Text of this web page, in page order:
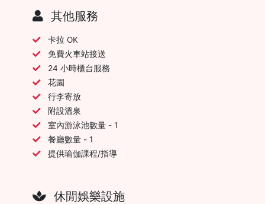
其他服務
卡拉 OK
免費火車站接送
24 小時櫃台服務
花園
行李寄放
附設溫泉
室內游泳池數量 - 1
餐廳數量 - 1
提供瑜伽課程/指導
休閒娛樂設施